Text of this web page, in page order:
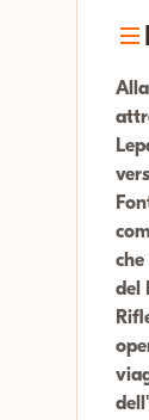
del